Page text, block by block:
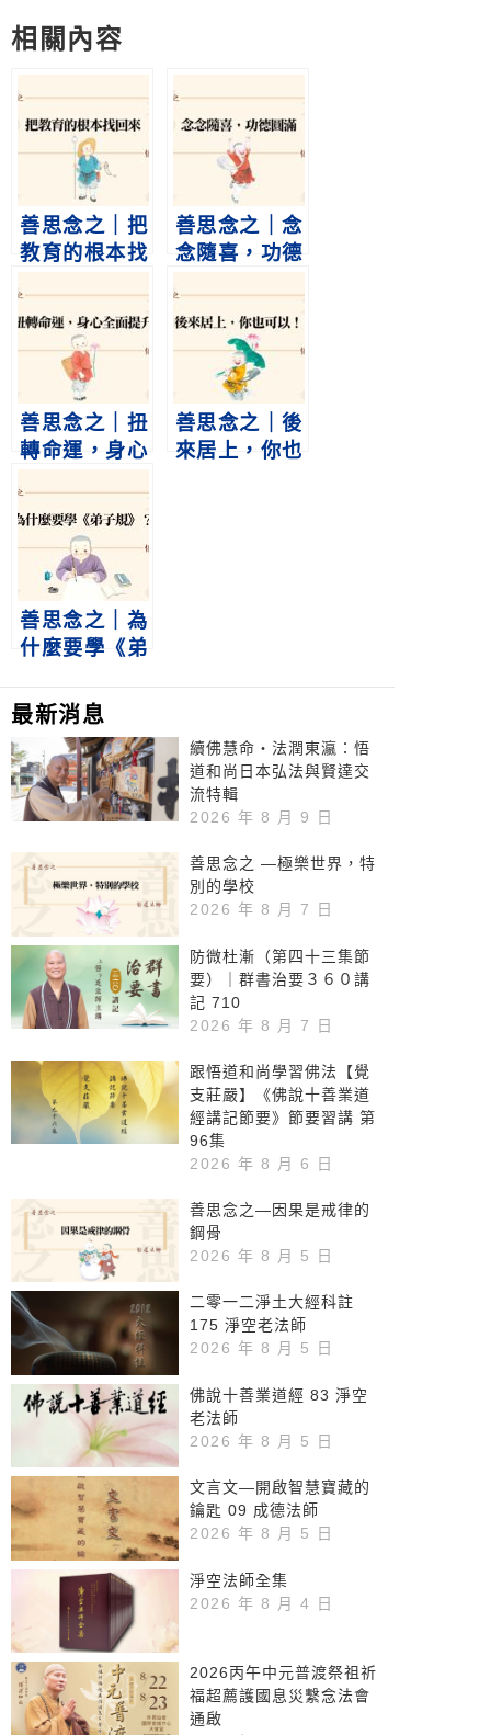
相關內容
善思念之｜把
教育的根本找
善思念之｜念
念隨喜，功德
善思念之｜扭
轉命運，身心
善思念之｜後
來居上，你也
善思念之｜為
什麼要學《弟
最新消息
續佛慧命‧法潤東瀛：悟
道和尚日本弘法與賢達交
流特輯
2026 年 8 月 9 日
善思念之 —極樂世界，特
別的學校
2026 年 8 月 7 日
防微杜漸（第四十三集節
要）｜群書治要３６０講
記 710
2026 年 8 月 7 日
跟悟道和尚學習佛法【覺
支莊嚴】《佛說十善業道
經講記節要》節要習講 第
96集
2026 年 8 月 6 日
善思念之—因果是戒律的
鋼骨
2026 年 8 月 5 日
二零一二淨土大經科註
175 淨空老法師
2026 年 8 月 5 日
佛說十善業道經 83 淨空
老法師
2026 年 8 月 5 日
文言文—開啟智慧寶藏的
鑰匙 09 成德法師
2026 年 8 月 5 日
淨空法師全集
2026 年 8 月 4 日
2026丙午中元普渡祭祖祈
福超薦護國息災繫念法會
通啟